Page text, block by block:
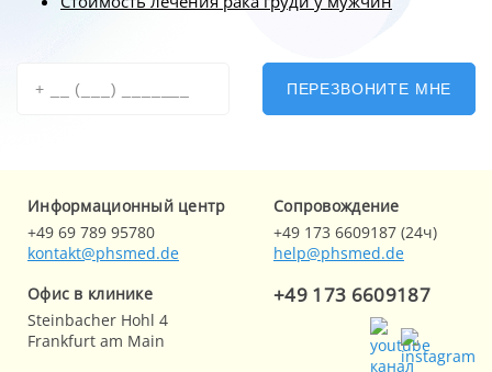
ПЕРЕЗВОНИТЕ МНЕ
Информационный центр
+49 69 789 95780
kontakt@phsmed.de
Cопровождение
+49 173 6609187 (24ч)
help@phsmed.de
Офис в клинике
Steinbacher Hohl 4
Frankfurt am Main
+49 173 6609187